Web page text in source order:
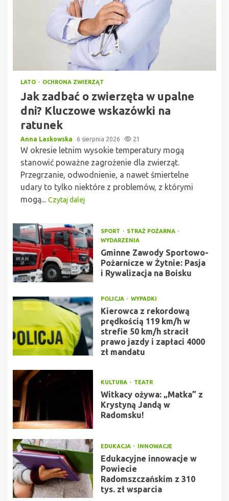
LATO OCHRONA ZWIERZĄT
Jak zadbać o zwierzęta w upalne
dni? Kluczowe wskazówki na
ratunek
Anna Laskowska 6 sierpnia 2026 21
W okresie letnim wysokie temperatury mogą
stanowić poważne zagrożenie dla zwierząt.
Przegrzanie, odwodnienie, a nawet śmiertelne
udary to tylko niektóre z problemów, z którymi
mogą... Czytaj dalej
SPORT
STRAŻ POŻARNA
WYDARZENIA
Gminne Zawody Sportowo-
Pożarnicze w Żytnie: Pasja
i Rywalizacja na Boisku
POLICJA WYPADKI
Kierowca z rekordową
prędkością 119 km/h w
strefie 50 km/h stracił
prawo jazdy i zapłaci 4000
zł mandatu
KULTURA TEATR
Witkacy ożywa: „Matka” z
Krystyną Jandą w
Radomsku!
EDUKACJA INNOWACJE
Edukacyjne innowacje w
Powiecie
Radomszczańskim z 310
tys. zł wsparcia